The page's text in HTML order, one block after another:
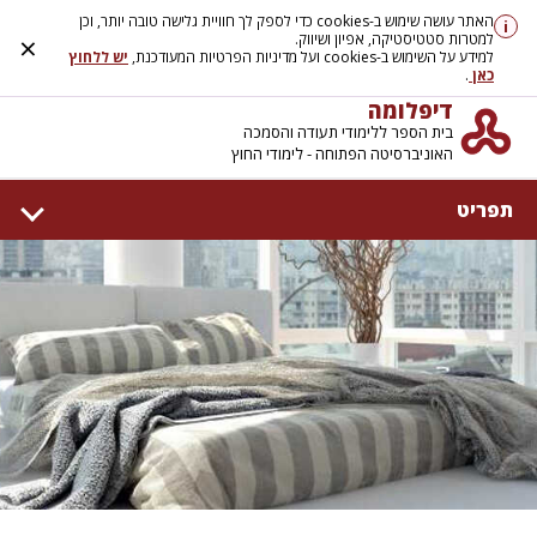
×
i
האתר עושה שימוש ב-cookies כדי לספק לך חוויית גלישה טובה יותר, וכן
למטרות סטטיסטיקה, אפיון ושיווק.
למידע על השימוש ב-cookies ועל מדיניות הפרטיות המעודכנת,
יש ללחוץ
כאן .
דיפלומה
בית הספר ללימודי תעודה והסמכה
האוניברסיטה הפתוחה - לימודי החוץ
תפריט
דף הבית
אודות
קמפוסים
המרכז ללימודי עיצוב פנים
המרכז להכשרה מקצועית
קורסים בפיקוח משרד העבודה